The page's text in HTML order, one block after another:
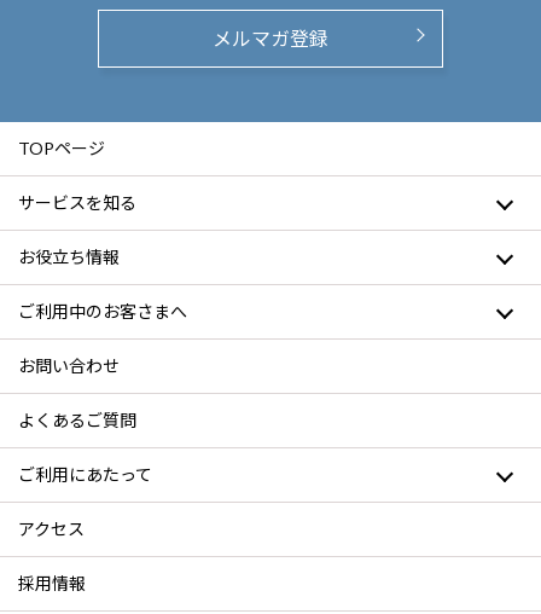
メルマガ登録
TOPページ
サービスを知る
お役立ち情報
ご利用中のお客さまへ
お問い合わせ
よくあるご質問
ご利用にあたって
アクセス
採用情報